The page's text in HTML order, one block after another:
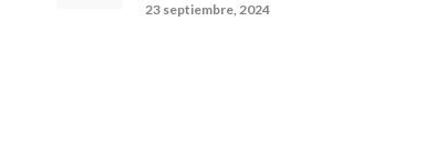
23 septiembre, 2024